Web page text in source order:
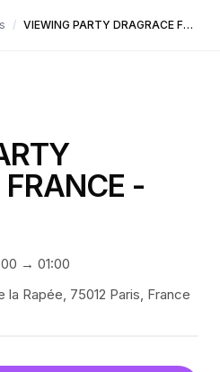
/ VIEWING PARTY DRAGRACE FRANCE - Episode 2
-
→ 01:00
la Rapée, 75012 Paris, France